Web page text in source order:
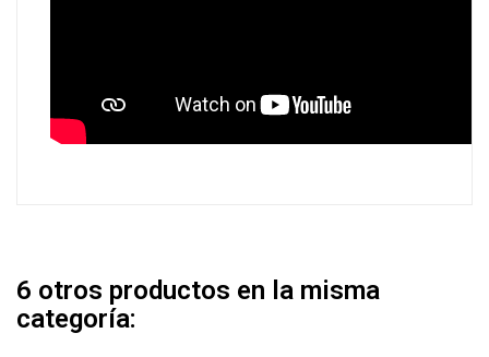
6 otros productos en la misma
categoría: